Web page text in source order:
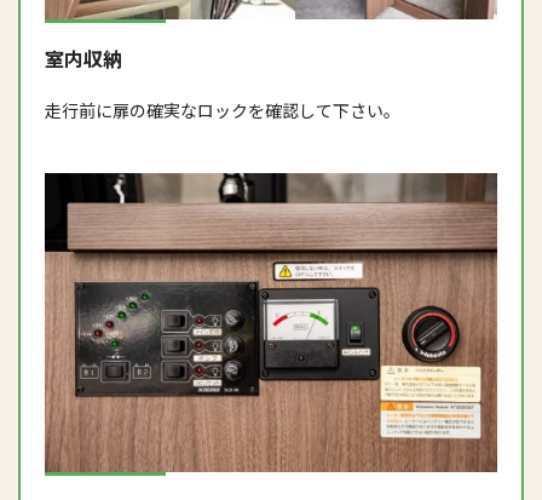
室内収納
走行前に扉の確実なロックを確認して下さい。